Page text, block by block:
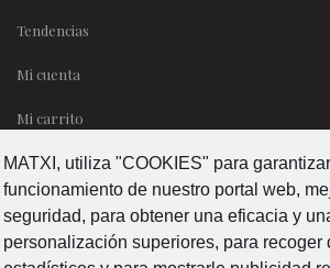
MATXI, utiliza "COOKIES" para
funcionamiento de nuestro portal web,
seguridad, para obtener una eficacia y
personalización superiores, para recoger
Tendencias
Mi cuenta
Mi carrito
SÍGUENOS